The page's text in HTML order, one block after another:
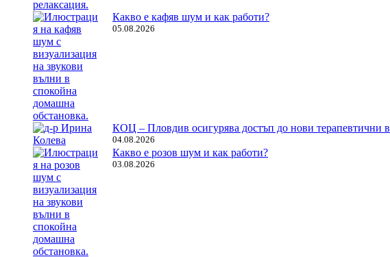
Какво е кафяв шум и как работи?
05.08.2026
КОЦ – Пловдив осигурява достъп до нови терапевтични
04.08.2026
Какво е розов шум и как работи?
03.08.2026